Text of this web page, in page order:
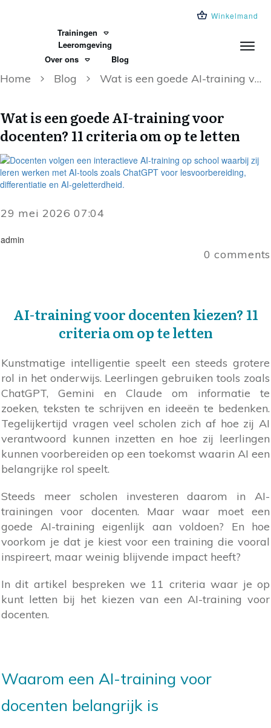
Winkelmand
Trainingen
Leeromgeving
Over ons
Blog
Home Blog Wat is een goede AI-training voor docenten? 11 criteria om op te letten
Wat is een goede AI-training voor
docenten? 11 criteria om op te letten
29 mei 2026 07:04
admin
0 comments
AI-training voor docenten kiezen? 11
criteria om op te letten
Kunstmatige intelligentie speelt een steeds grotere
rol in het onderwijs. Leerlingen gebruiken tools zoals
ChatGPT, Gemini en Claude om informatie te
zoeken, teksten te schrijven en ideeën te bedenken.
Tegelijkertijd vragen veel scholen zich af hoe zij AI
verantwoord kunnen inzetten en hoe zij leerlingen
kunnen voorbereiden op een toekomst waarin AI een
belangrijke rol speelt.
Steeds meer scholen investeren daarom in AI-
trainingen voor docenten. Maar waar moet een
goede AI-training eigenlijk aan voldoen? En hoe
voorkom je dat je kiest voor een training die vooral
inspireert, maar weinig blijvende impact heeft?
In dit artikel bespreken we 11 criteria waar je op
kunt letten bij het kiezen van een AI-training voor
docenten.
Waarom een AI-training voor
docenten belangrijk is